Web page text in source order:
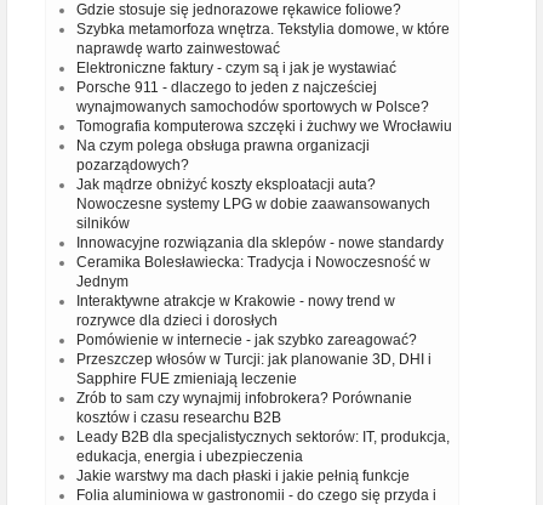
Gdzie stosuje się jednorazowe rękawice foliowe?
Szybka metamorfoza wnętrza. Tekstylia domowe, w które
naprawdę warto zainwestować
Elektroniczne faktury - czym są i jak je wystawiać
Porsche 911 - dlaczego to jeden z najcześciej
wynajmowanych samochodów sportowych w Polsce?
Tomografia komputerowa szczęki i żuchwy we Wrocławiu
Na czym polega obsługa prawna organizacji
pozarządowych?
Jak mądrze obniżyć koszty eksploatacji auta?
Nowoczesne systemy LPG w dobie zaawansowanych
silników
Innowacyjne rozwiązania dla sklepów - nowe standardy
Ceramika Bolesławiecka: Tradycja i Nowoczesność w
Jednym
Interaktywne atrakcje w Krakowie - nowy trend w
rozrywce dla dzieci i dorosłych
Pomówienie w internecie - jak szybko zareagować?
Przeszczep włosów w Turcji: jak planowanie 3D, DHI i
Sapphire FUE zmieniają leczenie
Zrób to sam czy wynajmij infobrokera? Porównanie
kosztów i czasu researchu B2B
Leady B2B dla specjalistycznych sektorów: IT, produkcja,
edukacja, energia i ubezpieczenia
Jakie warstwy ma dach płaski i jakie pełnią funkcje
Folia aluminiowa w gastronomii - do czego się przyda i